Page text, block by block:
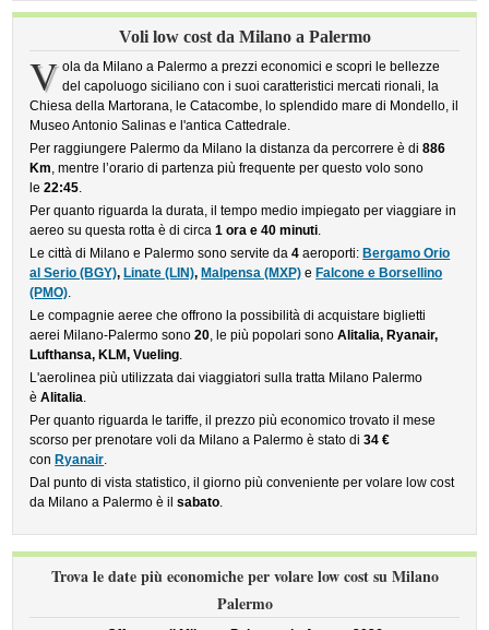
Voli low cost da Milano a Palermo
V ola da Milano a Palermo a prezzi economici e scopri le bellezze
del capoluogo siciliano con i suoi caratteristici mercati rionali, la
Chiesa della Martorana, le Catacombe, lo splendido mare di Mondello, il
Museo Antonio Salinas e l'antica Cattedrale.
Per raggiungere Palermo da Milano la distanza da percorrere è di886
Km, mentre l’orario di partenza più frequente per questo volo sono
le22:45.
Per quanto riguarda la durata, il tempo medio impiegato per viaggiare in
aereo su questa rotta è di circa1 ora e 40 minuti.
Le città di Milano e Palermo sono servite da4 aeroporti: Bergamo Orio
al Serio (BGY), Linate (LIN), Malpensa (MXP) e Falcone e Borsellino
(PMO).
Le compagnie aeree che offrono la possibilità di acquistare biglietti
aerei Milano-Palermo sono20, le più popolari sonoAlitalia, Ryanair,
Lufthansa, KLM, Vueling.
L'aerolinea più utilizzata dai viaggiatori sulla tratta Milano Palermo
èAlitalia.
Per quanto riguarda le tariffe, il prezzo più economico trovato il mese
scorso per prenotare voli da Milano a Palermo è stato di34 €
con Ryanair.
Dal punto di vista statistico, il giorno più conveniente per volare low cost
da Milano a Palermo è ilsabato.
Trova le date più economiche per volare low cost su Milano
Palermo